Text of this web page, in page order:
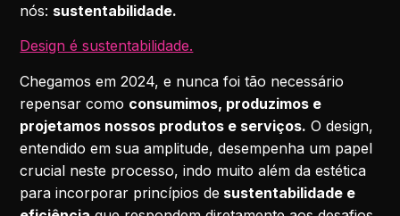
nós: sustentabilidade.
Design é sustentabilidade.
Chegamos em 2024, e nunca foi tão necessário
repensar como consumimos, produzimos e
projetamos nossos produtos e serviços. O design,
entendido em sua amplitude, desempenha um papel
crucial neste processo, indo muito além da estética
para incorporar princípios de sustentabilidade e